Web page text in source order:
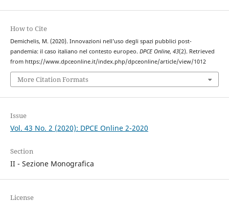
How to Cite
Demichelis, M. (2020). Innovazioni nell’uso degli spazi pubblici post-
pandemia: il caso italiano nel contesto europeo. DPCE Online, 43(2). Retrieved
from https://www.dpceonline.it/index.php/dpceonline/article/view/1012
More Citation Formats
Issue
Vol. 43 No. 2 (2020): DPCE Online 2-2020
Section
II - Sezione Monografica
License